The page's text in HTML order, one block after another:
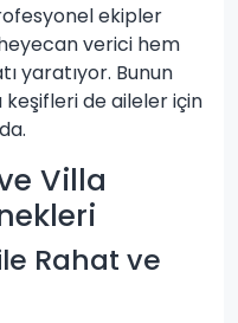
ekipler
verici hem
yaratıyor. Bunun
keşifleri de aileler için
Villa
Rahat ve